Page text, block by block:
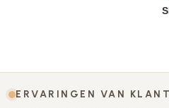
ERVARINGEN VAN